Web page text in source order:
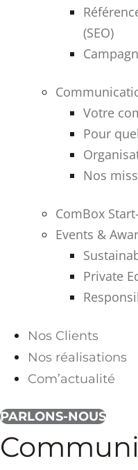
(SEO)
Votre
Pour
Nos
ComBox
Events &
Private
Nos Clients
Nos réalisations
Com’actualité
PARLONS-NOUS